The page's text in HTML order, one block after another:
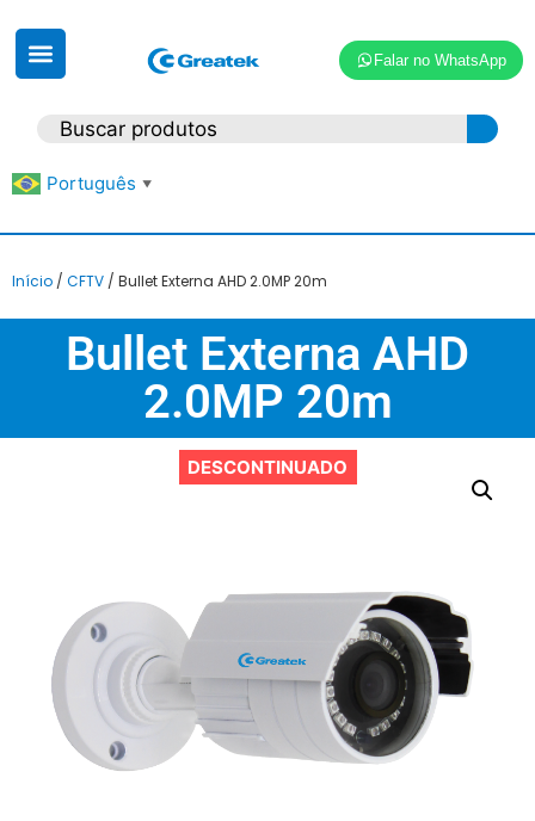
Falar no WhatsApp
Português ▼
Início / CFTV / Bullet Externa AHD 2.0MP 20m
Bullet Externa AHD
2.0MP 20m
DESCONTINUADO